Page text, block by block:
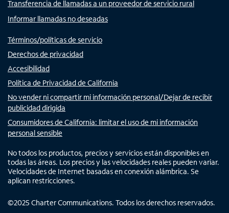
Transferencia de llamadas a un proveedor de servicio rural
Informar llamadas no deseadas
Términos/políticas de servicio
Derechos de privacidad
Accesibilidad
Política de Privacidad de California
No vender ni compartir mi información personal/Dejar de recibir
publicidad dirigida
Consumidores de California: limitar el uso de mi información
personal sensible
No todos los productos, precios y servicios están disponibles en
todas las áreas. Los precios y las velocidades reales pueden variar.
Velocidades de Internet basadas en conexión alámbrica. Se
aplican restricciones.
©2025 Charter Communications. Todos los derechos reservados.